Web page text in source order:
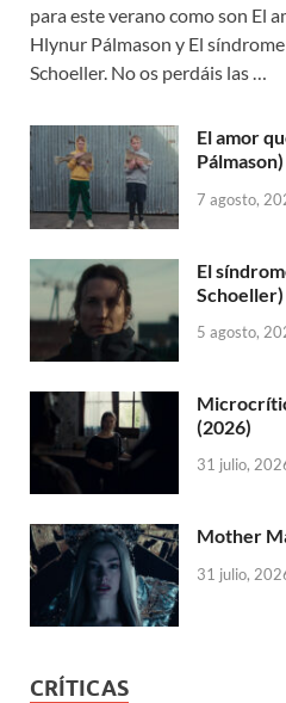
para este verano como son El
Hlynur Pálmason y El
Schoeller. No os perdáis las …
El amor
Pálmason)
7 agosto,
El
Schoeller)
5 agosto,
(2026)
31 julio,
Mother
31 julio,
CRÍTICAS